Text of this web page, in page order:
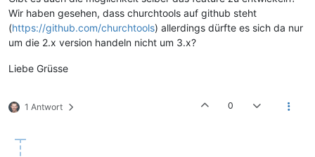
Wir haben gesehen, dass churchtools auf github steht
(https://github.com/churchtools) allerdings dürfte es sich da nur
um die 2.x version handeln nicht um 3.x?
Liebe Grüsse
1 Antwort 0